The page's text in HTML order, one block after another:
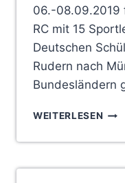
06.-08.09.2019
RC mit 15
Deutschen
Rudern nach
Bundesländern
WEITERLESEN
IM